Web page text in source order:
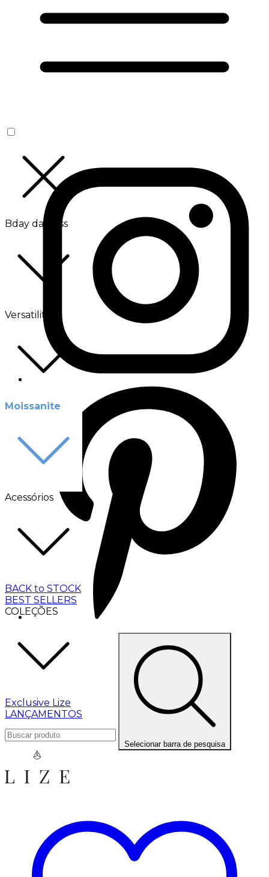
Bday da Boss
Versatilité
Moissanite
Acessórios
BACK to STOCK
BEST SELLERS
COLEÇÕES
Exclusive Lize
LANÇAMENTOS
Selecionar barra de pesquisa